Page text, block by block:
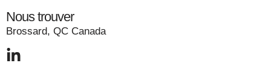
Nous trouver
Brossard, QC Canada